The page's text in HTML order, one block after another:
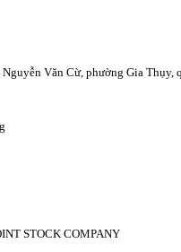
Văn Cừ, phường Gia Thụy,
STOCK COMPANY